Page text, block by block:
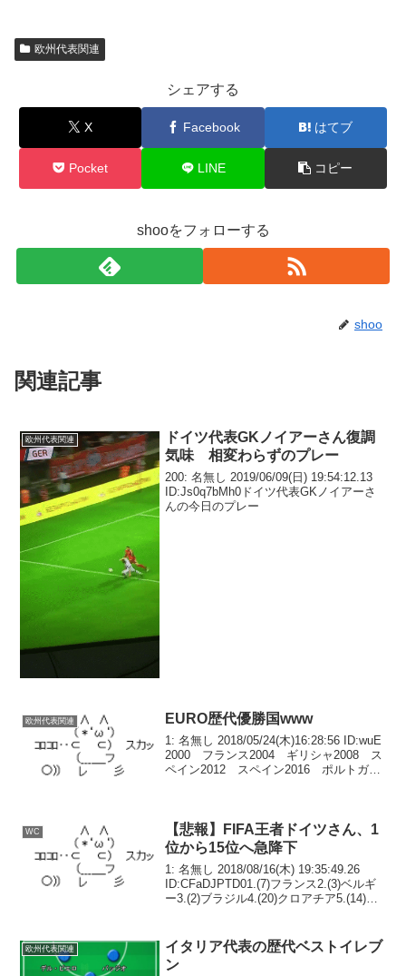
欧州代表関連
シェアする
X Facebook はてブ
Pocket LINE コピー
shooをフォローする
shoo
関連記事
欧州代表関連
ドイツ代表GKノイアーさん復調
気味 相変わらずのプレー
200: 名無し 2019/06/09(日) 19:54:12.13
ID:Js0q7bMh0ドイツ代表GKノイアーさ
んの今日のプレー
欧州代表関連 EURO歴代優勝国www
1: 名無し 2018/05/24(木)16:28:56 ID:wuE
2000 フランス2004 ギリシャ2008 ス
ペイン2012 スペイン2016 ポルトガル
WC
【悲報】FIFA王者ドイツさん、1
位から15位へ急降下
1: 名無し 2018/08/16(木) 19:35:49.26
ID:CFaDJPTD01.(7)フランス2.(3)ベルギ
ー3.(2)ブラジル4.(20)クロアチア5.(14)ウ
欧州代表関連
イタリア代表の歴代ベストイレブ
ン